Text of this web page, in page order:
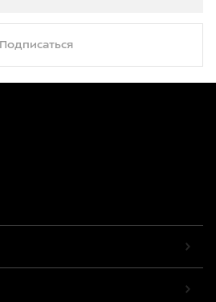
Подписаться